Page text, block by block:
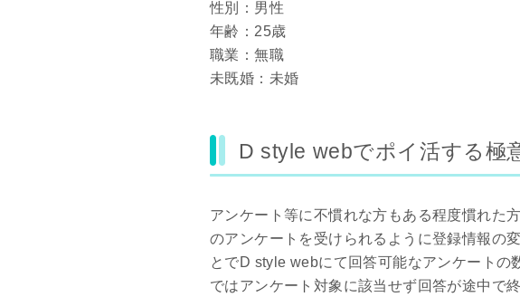
性別：男性
年齢：25歳
職業：無職
未既婚：未婚
D style webでポイ活する極
アンケート等に不慣れな方もある程度慣れた方
のアンケートを受けられるように登録情報の
とでD style webにて回答可能なアンケート
ではアンケート対象に該当せず回答が途中で